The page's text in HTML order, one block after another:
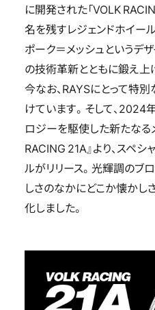
に開発された「VOLK
名を残すレジェンドホイー
ポーク＝メッシュというデ
の技術革新とともに鍛え上
今なお、RAYSにとって特
けています。そして、2024
ロジーを駆使した新たなる
RACING 21A』より、スペ
ルがリリース。光輝調のブ
しさのなかにどこか懐かし
化しました。